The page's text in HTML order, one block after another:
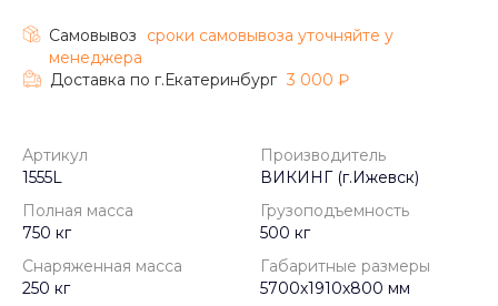
Самовывоз
cроки самовывоза уточняйте у
менеджера
Доставка по г.Екатеринбург 3 000 ₽
Артикул
1555L
Производитель
ВИКИНГ (г.Ижевск)
Полная масса
750 кг
Грузоподъемность
500 кг
Снаряженная масса
250 кг
Габаритные размеры
5700х1910х800 мм